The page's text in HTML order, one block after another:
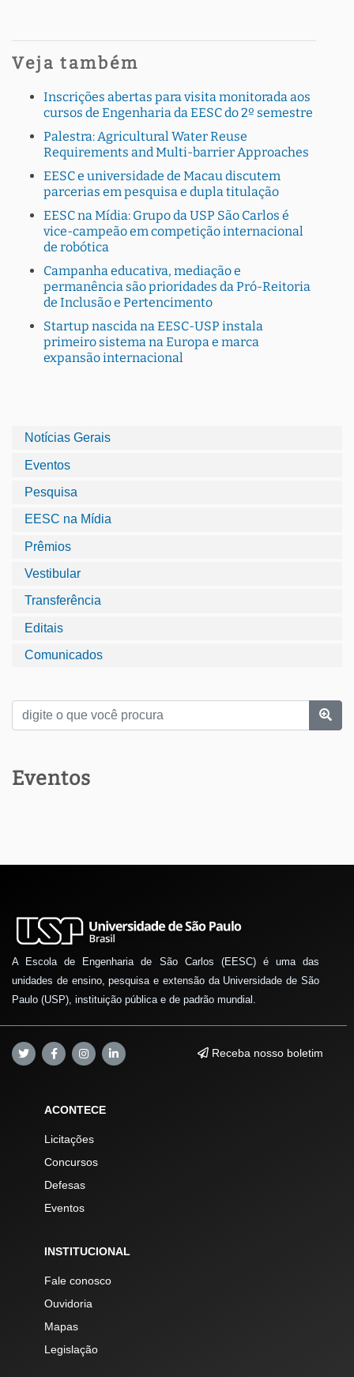
Veja também
Inscrições abertas para visita monitorada aos
cursos de Engenharia da EESC do 2º semestre
Palestra: Agricultural Water Reuse
Requirements and Multi-barrier Approaches
EESC e universidade de Macau discutem
parcerias em pesquisa e dupla titulação
EESC na Mídia: Grupo da USP São Carlos é
vice-campeão em competição internacional
de robótica
Campanha educativa, mediação e
permanência são prioridades da Pró-Reitoria
de Inclusão e Pertencimento
Startup nascida na EESC-USP instala
primeiro sistema na Europa e marca
expansão internacional
Notícias Gerais
Eventos
Pesquisa
EESC na Mídia
Prêmios
Vestibular
Transferência
Editais
Comunicados
Eventos
A Escola de Engenharia de São Carlos (EESC) é uma das
unidades de ensino, pesquisa e extensão da Universidade de São
Paulo (USP), instituição pública e de padrão mundial.
Receba nosso boletim
ACONTECE
Licitações
Concursos
Defesas
Eventos
INSTITUCIONAL
Fale conosco
Ouvidoria
Mapas
Legislação